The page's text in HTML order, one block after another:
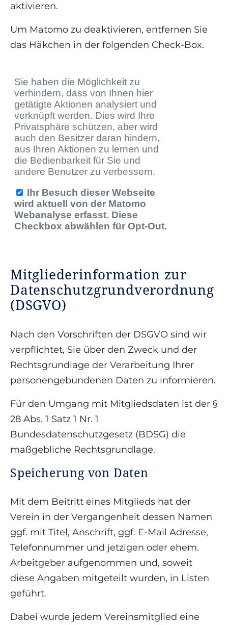
aktivieren.
Um Matomo zu deaktivieren, entfernen Sie
das Häkchen in der folgenden Check-Box.
Mitgliederinformation zur
Datenschutzgrundverordnung
(DSGVO)
Nach den Vorschriften der DSGVO sind wir
verpflichtet, Sie über den Zweck und der
Rechtsgrundlage der Verarbeitung Ihrer
personengebundenen Daten zu informieren.
Für den Umgang mit Mitgliedsdaten ist der §
28 Abs. 1 Satz 1 Nr. 1
Bundesdatenschutzgesetz (BDSG) die
maßgebliche Rechtsgrundlage.
Speicherung von Daten
Mit dem Beitritt eines Mitglieds hat der
Verein in der Vergangenheit dessen Namen
ggf. mit Titel, Anschrift, ggf. E-Mail Adresse,
Telefonnummer und jetzigen oder ehem.
Arbeitgeber aufgenommen und, soweit
diese Angaben mitgeteilt wurden, in Listen
geführt.
Dabei wurde jedem Vereinsmitglied eine